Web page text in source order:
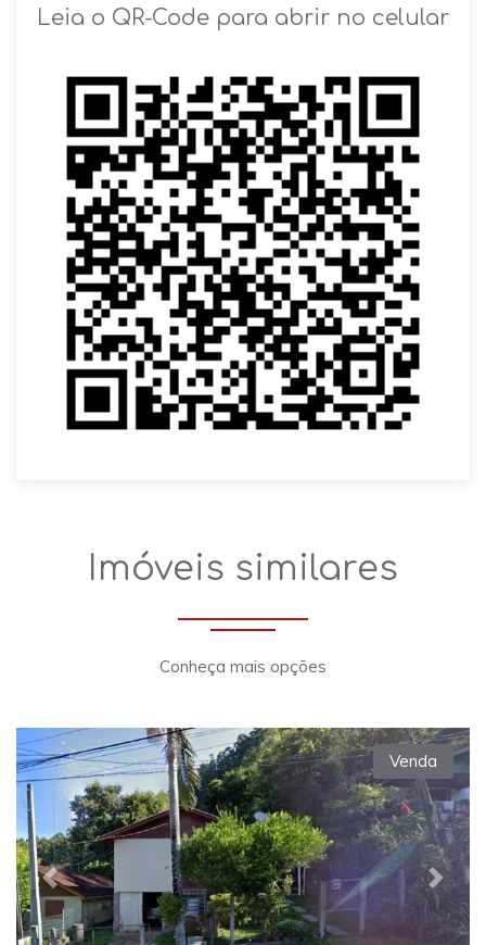
Leia o QR-Code para abrir no celular
Imóveis similares
Conheça mais opções
Previous Next
Venda